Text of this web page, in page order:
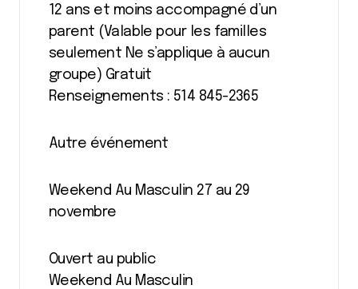
12 ans et moins accompagné d’un
parent (Valable pour les familles
seulement Ne s’applique à aucun
groupe) Gratuit
Renseignements : 514 845-2365
Autre événement
Weekend Au Masculin 27 au 29
novembre
Ouvert au public
Weekend Au Masculin